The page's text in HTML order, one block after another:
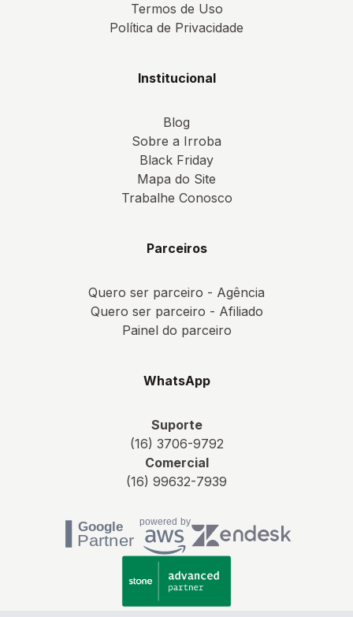
Termos de Uso
Política de Privacidade
Institucional
Blog
Sobre a Irroba
Black Friday
Mapa do Site
Trabalhe Conosco
Parceiros
Quero ser parceiro - Agência
Quero ser parceiro - Afiliado
Painel do parceiro
WhatsApp
Suporte
(16) 3706-9792
Comercial
(16) 99632-7939